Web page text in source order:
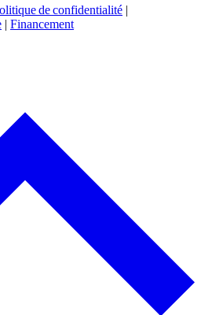
de confidentialité |
| Financement